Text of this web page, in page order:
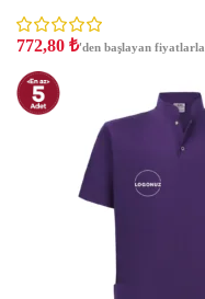
772,80 ₺'den başlayan fiyatlarla